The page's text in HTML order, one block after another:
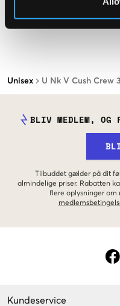
Unisex U Nk V Cush Crew
BLIV MEDLEM,
Tilbuddet gælder på dit
almindelige priser. Rabatten
flere oplysninger om
Kundeservice